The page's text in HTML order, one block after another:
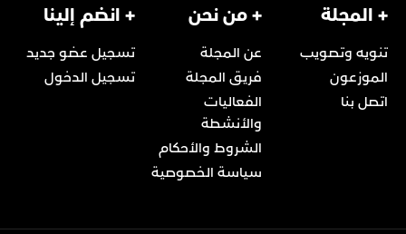
+ المجلة
تنويه وتصويب
الموزعون
اتصل بنا
+ من نحن
عن المجلة
فريق المجلة
الفعاليات
والأنشطة
الشروط والأحكام
سياسة الخصوصية
+ انضم إلينا
تسجيل عضو جديد
تسجيل الدخول